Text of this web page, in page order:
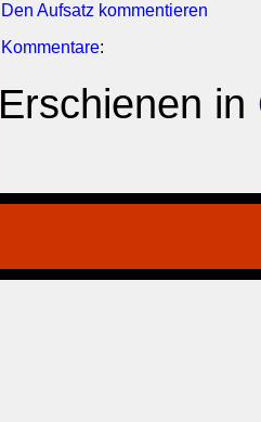
Den Aufsatz kommentieren
Kommentare:
Erschienen in